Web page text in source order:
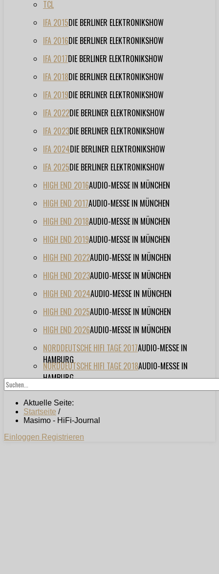
TCL
IFA 2015DIE BERLINER ELEKTRONIKSHOW
IFA 2016DIE BERLINER ELEKTRONIKSHOW
IFA 2017DIE BERLINER ELEKTRONIKSHOW
IFA 2018DIE BERLINER ELEKTRONIKSHOW
IFA 2019DIE BERLINER ELEKTRONIKSHOW
IFA 2022DIE BERLINER ELEKTRONIKSHOW
IFA 2023DIE BERLINER ELEKTRONIKSHOW
IFA 2024DIE BERLINER ELEKTRONIKSHOW
IFA 2025DIE BERLINER ELEKTRONIKSHOW
HIGH END 2016AUDIO-MESSE IN MÜNCHEN
HIGH END 2017AUDIO-MESSE IN MÜNCHEN
HIGH END 2018AUDIO-MESSE IN MÜNCHEN
HIGH END 2019AUDIO-MESSE IN MÜNCHEN
HIGH END 2022AUDIO-MESSE IN MÜNCHEN
HIGH END 2023AUDIO-MESSE IN MÜNCHEN
HIGH END 2024AUDIO-MESSE IN MÜNCHEN
HIGH END 2025AUDIO-MESSE IN MÜNCHEN
HIGH END 2026AUDIO-MESSE IN MÜNCHEN
NORDDEUTSCHE HIFI TAGE 2017AUDIO-MESSE IN
HAMBURG
NORDDEUTSCHE HIFI TAGE 2018AUDIO-MESSE IN
HAMBURG
Aktuelle Seite:
Startseite /
Masimo - HiFi-Journal
Einloggen Registrieren